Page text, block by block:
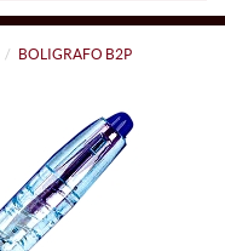
BOLIGRAFO B2P